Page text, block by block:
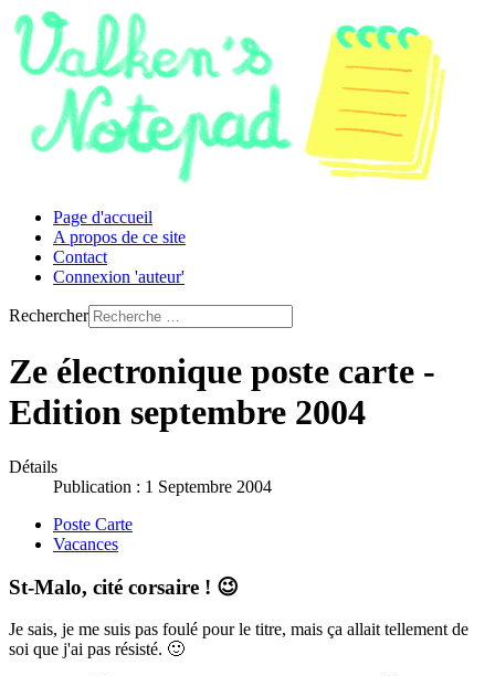
Page d'accueil
A propos de ce site
Contact
Connexion 'auteur'
Rechercher
Ze électronique poste carte -
Edition septembre 2004
Détails
Publication : 1 Septembre 2004
Poste Carte
Vacances
St-Malo, cité corsaire ! 😉
Je sais, je me suis pas foulé pour le titre, mais ça allait tellement de
soi que j'ai pas résisté. 🙂